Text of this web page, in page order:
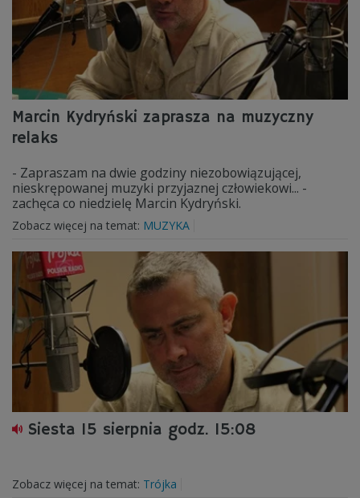
Marcin Kydryński zaprasza na muzyczny
relaks
- Zapraszam na dwie godziny niezobowiązującej,
nieskrępowanej muzyki przyjaznej człowiekowi... -
zachęca co niedzielę Marcin Kydryński.
Zobacz więcej na temat: MUZYKA
Siesta 15 sierpnia godz. 15:08
Zobacz więcej na temat: Trójka